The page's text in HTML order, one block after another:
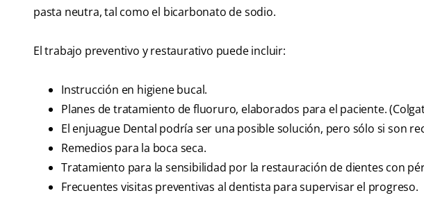
pasta neutra, tal como el bicarbonato de sodio.
El trabajo preventivo y restaurativo puede incluir:
Instrucción en higiene bucal.
Planes de tratamiento de fluoruro, elaborados para el paciente.
El enjuague Dental podría ser una posible solución, pero sólo si son
Remedios para la boca seca.
Tratamiento para la sensibilidad por la restauración de dientes con
Frecuentes visitas preventivas al dentista para supervisar el progreso.